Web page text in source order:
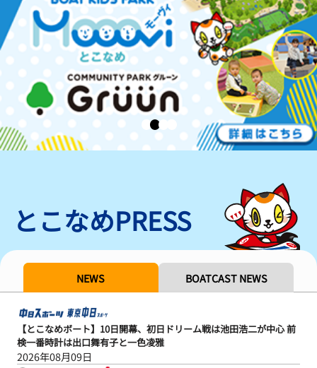
とこなめPRESS
NEWS BOATCAST NEWS
【とこなめボート】10日開幕、初日ドリーム戦は池田浩二が中心 前
検一番時計は出口舞有子と一色凌雅
2026年08月09日